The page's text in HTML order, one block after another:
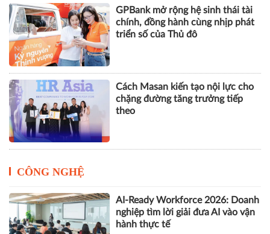
GPBank mở rộng hệ sinh thái tài
chính, đồng hành cùng nhịp phát
triển số của Thủ đô
Cách Masan kiến tạo nội lực cho
chặng đường tăng trưởng tiếp
theo
CÔNG NGHỆ
AI-Ready Workforce 2026: Doanh
nghiệp tìm lời giải đưa AI vào vận
hành thực tế